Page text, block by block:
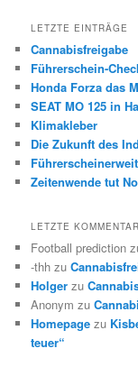
LETZTE EINTRÄGE
Cannabisfreigabe
Führerschein-
Honda Forza das
SEAT MO 125 in
Klimakleber
Die Zukunft des
Zeitenwende tut
LETZTE
Football prediction
-thh zu
Holger zu
Anonym zu
Homepage zu
teuer“